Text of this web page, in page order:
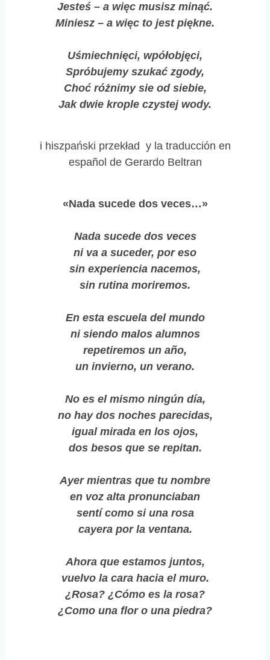
Jesteś – a więc musisz minąć.
Miniesz – a więc to jest piękne.
Uśmiechnięci, wpółobjęci,
Spróbujemy szukać zgody,
Choć różnimy sie od siebie,
Jak dwie krople czystej wody.
i hiszpański przekład y la traducción en
español de Gerardo Beltran
«Nada sucede dos veces…»
Nada sucede dos veces
ni va a suceder, por eso
sin experiencia nacemos,
sin rutina moriremos.
En esta escuela del mundo
ni siendo malos alumnos
repetiremos un año,
un invierno, un verano.
No es el mismo ningún día,
no hay dos noches parecidas,
igual mirada en los ojos,
dos besos que se repitan.
Ayer mientras que tu nombre
en voz alta pronunciaban
sentí como si una rosa
cayera por la ventana.
Ahora que estamos juntos,
vuelvo la cara hacia el muro.
¿Rosa? ¿Cómo es la rosa?
¿Como una flor o una piedra?